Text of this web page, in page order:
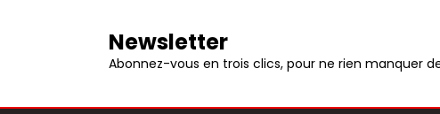
Newsletter
Abonnez-vous en trois clics, pour ne rien manquer